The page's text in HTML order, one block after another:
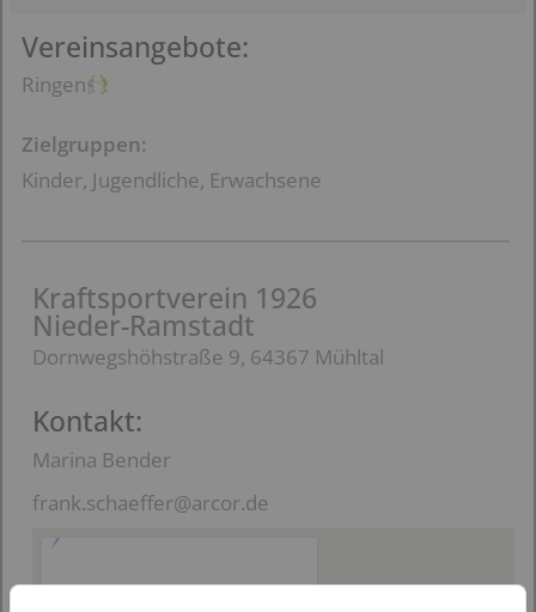
Vereinsangebote:
Ringen
Zielgruppen:
Kinder, Jugendliche, Erwachsene
Kraftsportverein 1926
Nieder-Ramstadt
Dornwegshöhstraße 9, 64367 Mühltal
Kontakt:
Marina Bender
frank.schaeffer@arcor.de